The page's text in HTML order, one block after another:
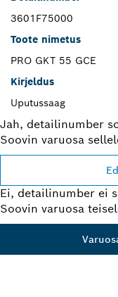
3601F75000
Toote nimetus
PRO GKT 55 GCE
Kirjeldus
Uputussaag
Jah, detailinumber
Soovin varuosa
Ei, detailinumber ei
Soovin varuosa